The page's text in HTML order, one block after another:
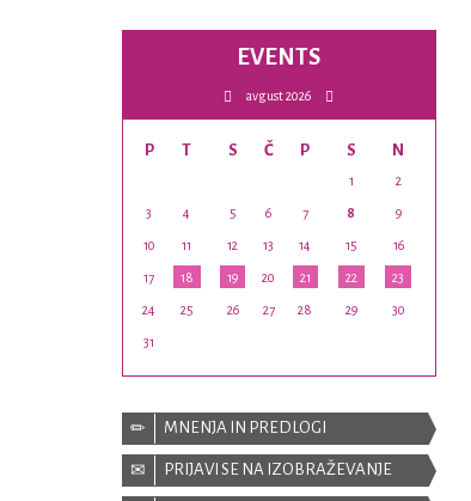
EVENTS
avgust 2026
P T S Č P S N
1 2
3 4 5 6 7 8 9
10 11 12 13 14 15 16
17 18 19 20 21 22 23
24 25 26 27 28 29 30
31
MNENJA IN PREDLOGI
PRIJAVI SE NA IZOBRAŽEVANJE